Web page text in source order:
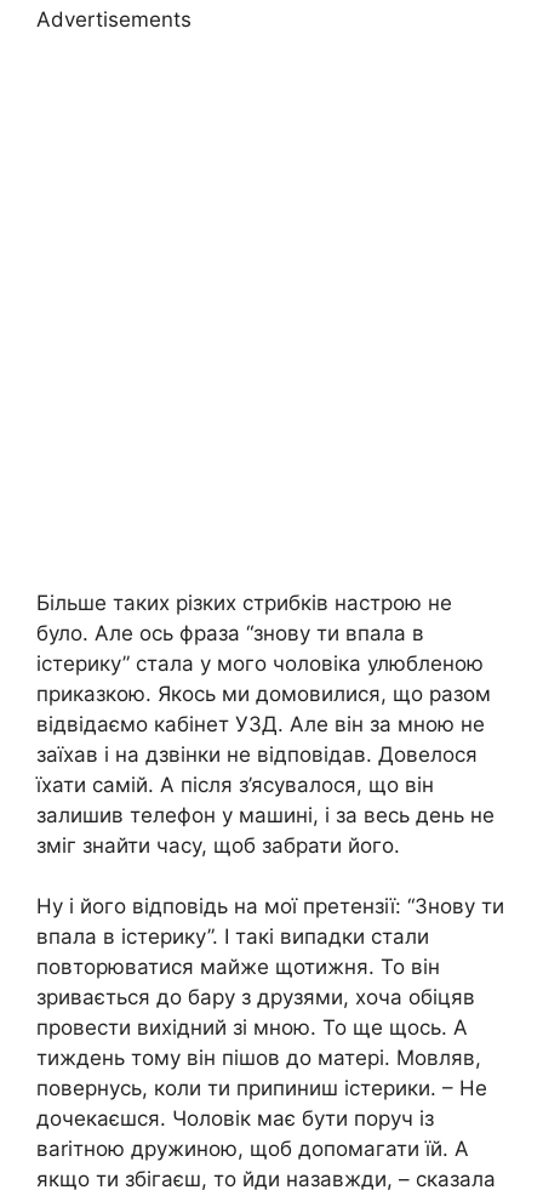
Advertisements
Більше таких різких стрибків настрою не
було. Але ось фраза “знову ти впала в
істерику” стала у мого чоловіка улюбленою
приказкою. Якось ми домовилися, що разом
відвідаємо кабінет У3Д. Але він за мною не
заїхав і на дзвінки не відповідав. Довелося
їхати самій. А після з’ясувалося, що він
залишив телефон у машині, і за весь день не
зміг знайти часу, щоб забрати його.
Ну і його відповідь на мої претензії: “Знову ти
впала в істерику”. І такі випадки стали
повторюватися майже щотижня. То він
зривається до бару з друзями, хоча обіцяв
провести вихідний зі мною. То ще щось. А
тиждень тому він пішов до матері. Мовляв,
повернусь, коли ти припиниш істерики. – Не
дочекаєшся. Чоловік має бути поруч із
ваrітною дружиною, щоб допомагати їй. А
якщо ти збігаєш, то йди назавжди, – сказала